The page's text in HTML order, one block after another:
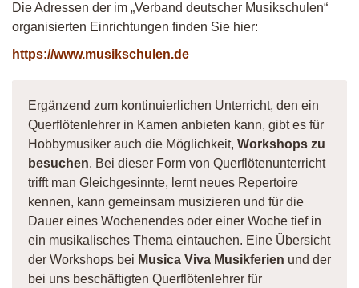
Die Adressen der im „Verband deutscher Musikschulen“
organisierten Einrichtungen finden Sie hier:
https://www.musikschulen.de
Ergänzend zum kontinuierlichen Unterricht, den ein
Querflötenlehrer in Kamen anbieten kann, gibt es für
Hobbymusiker auch die Möglichkeit, Workshops zu
besuchen. Bei dieser Form von Querflötenunterricht
trifft man Gleichgesinnte, lernt neues Repertoire
kennen, kann gemeinsam musizieren und für die
Dauer eines Wochenendes oder einer Woche tief in
ein musikalisches Thema eintauchen. Eine Übersicht
der Workshops bei Musica Viva Musikferien und der
bei uns beschäftigten Querflötenlehrer für